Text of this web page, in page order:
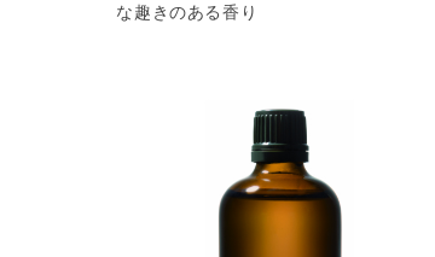
な趣きのある香り